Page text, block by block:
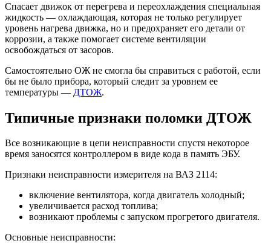
Спасает движок от перегрева и переохлаждения специальная
жидкость — охлаждающая, которая не только регулирует
уровень нагрева движка, но и предохраняет его детали от
коррозии, а также помогает системе вентиляции
освобождаться от засоров.
Самостоятельно ОЖ не смогла бы справиться с работой, если
бы не было прибора, который следит за уровнем ее
температуры — ДТОЖ.
Типичные признаки поломки ДТОЖ
Все возникающие в цепи неисправности спустя некоторое
время заносятся контроллером в виде кода в память ЭБУ.
Признаки неисправности измерителя на ВАЗ 2114:
включение вентилятора, когда двигатель холодный;
увеличивается расход топлива;
возникают проблемы с запуском прогретого двигателя.
Основные неисправности: